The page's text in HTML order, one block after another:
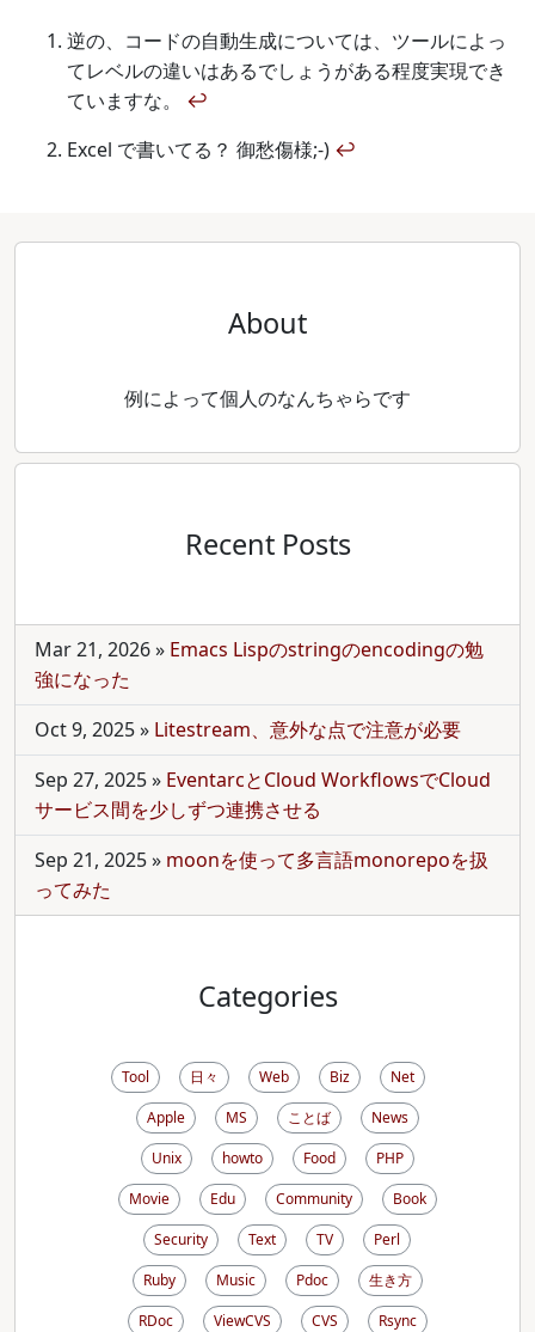
逆の、コードの自動生成については、ツールによっ
てレベルの違いはあるでしょうがある程度実現でき
ていますな。 ↩
Excel で書いてる？ 御愁傷様;-) ↩
About
例によって個人のなんちゃらです
Recent Posts
Mar 21, 2026» Emacs Lispのstringのencodingの勉
強になった
Oct 9, 2025» Litestream、意外な点で注意が必要
Sep 27, 2025» EventarcとCloud WorkflowsでCloud
サービス間を少しずつ連携させる
Sep 21, 2025» moonを使って多言語monorepoを扱
ってみた
Categories
Tool 日々 Web Biz
Net
Apple
MS ことば
News
Unix
howto Food
PHP
Movie
Edu Community
Book
Security
Text TV
Perl
Ruby
Music Pdoc
生き方
RDoc
ViewCVS CVS
Rsync